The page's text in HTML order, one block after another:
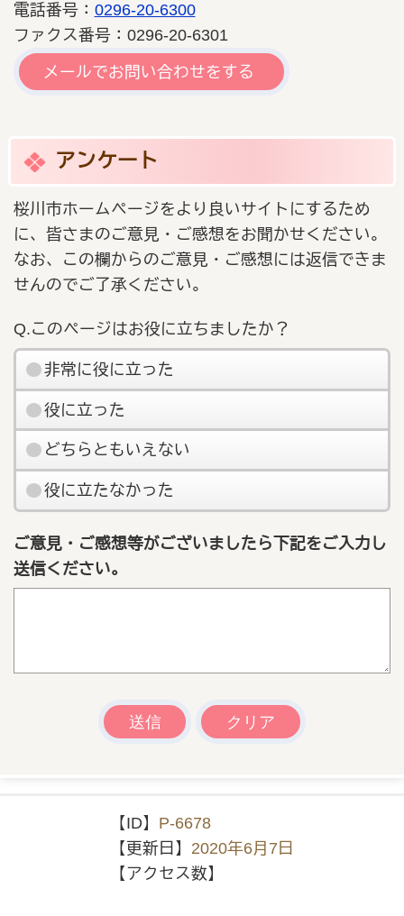
電話番号： 0296-20-6300
ファクス番号：0296-20-6301
メールでお問い合わせをする
アンケート
桜川市ホームページをより良いサイトにするため
に、皆さまのご意見・ご感想をお聞かせください。
なお、この欄からのご意見・ご感想には返信できま
せんのでご了承ください。
Q.このページはお役に立ちましたか？
非常に役に立った
役に立った
どちらともいえない
役に立たなかった
ご意見・ご感想等がございましたら下記をご入力し
送信ください。
【ID】 P-6678
【更新日】 2020年6月7日
【アクセス数】